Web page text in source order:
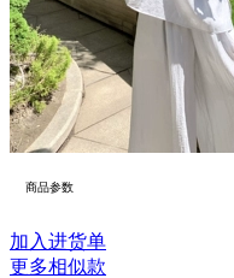
商品参数
加入进货单
更多相似款